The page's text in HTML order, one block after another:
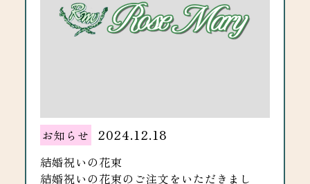
お知らせ 2024.12.18
結婚祝いの花束
結婚祝いの花束のご注文をいただきまし